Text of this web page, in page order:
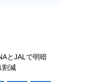
とJALで明暗
割減